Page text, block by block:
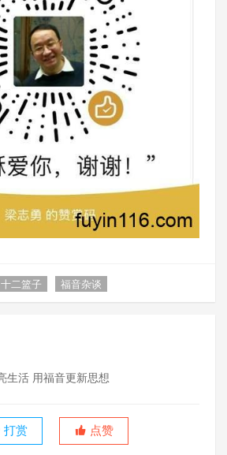
十二篮子 福音杂谈
让信仰照亮生活 用福音更新思想
打赏 点赞